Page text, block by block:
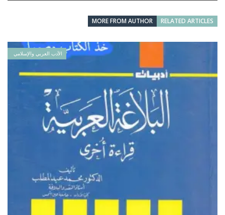
RELATED ARTICLES
MORE FROM AUTHOR
الأدب العربي والإسلامي